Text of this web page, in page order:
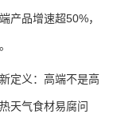
产品增速超50%，
定义：高端不是高
天气食材易腐问